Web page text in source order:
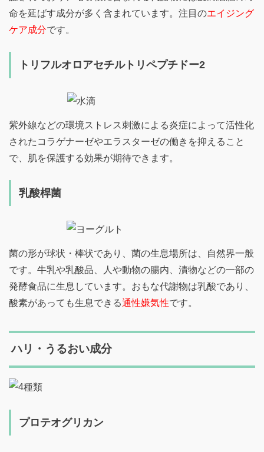
命を延ばす成分が多く含まれています。注目のエイジング
ケア成分です。
トリフルオロアセチルトリペプチドー2
紫外線などの環境ストレス刺激による炎症によって活性化
されたコラゲナーゼやエラスターゼの働きを抑えること
で、肌を保護する効果が期待できます。
乳酸桿菌
菌の形が球状・棒状であり、菌の生息場所は、自然界一般
です。牛乳や乳酸品、人や動物の腸内、漬物などの一部の
発酵食品に生息しています。おもな代謝物は乳酸であり、
酸素があっても生息できる通性嫌気性です。
ハリ・うるおい成分
プロテオグリカン